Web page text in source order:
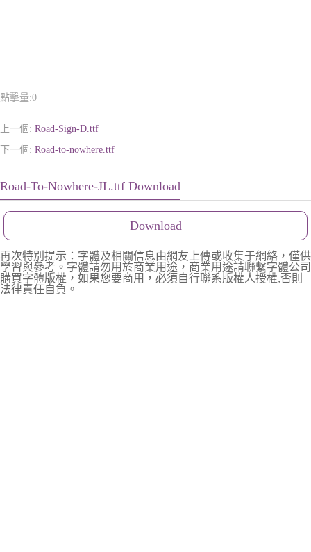
點擊量:0
上一個: Road-Sign-D.ttf
下一個: Road-to-nowhere.ttf
Road-To-Nowhere-JL.ttf Download
Download
再次特別提示：字體及相關信息由網友上傳或收集于網絡，僅供
學習與參考。字體請勿用於商業用途，商業用途請聯繫字體公司
購買字體版權，如果您要商用，必須自行聯系版權人授權,否則
法律責任自負。